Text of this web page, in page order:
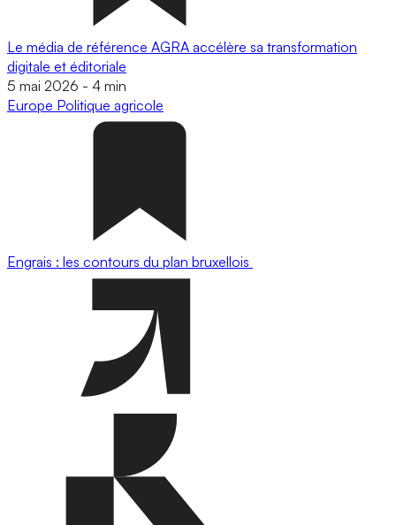
Le média de référence AGRA accélère sa transformation
digitale et éditoriale
5 mai 2026 - 4 min
Europe Politique agricole
Engrais : les contours du plan bruxellois